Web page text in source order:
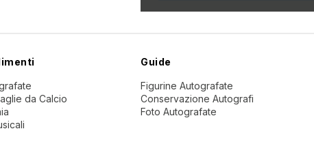
da Calcio
Guide
Figurine Autografate
Conservazione Autografi
Foto Autografate